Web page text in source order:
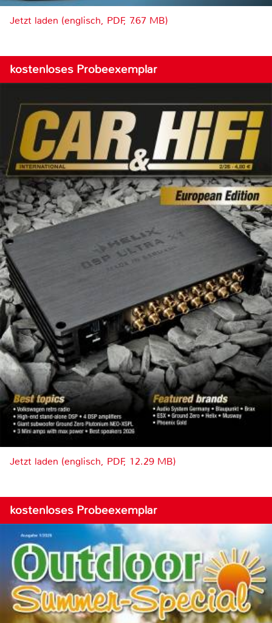
Jetzt laden (englisch, PDF, 7.67 MB)
kostenloses Probeexemplar
Jetzt laden (englisch, PDF, 12.29 MB)
kostenloses Probeexemplar